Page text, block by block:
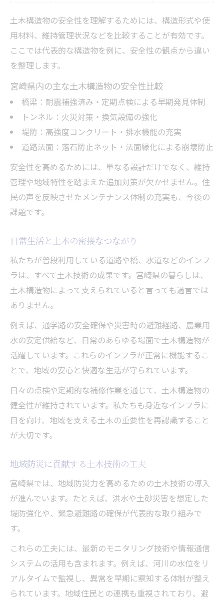
土木構造物の安全性を理解するためには、構造形式や使
用材料、維持管理状況などを比較することが有効です。
ここでは代表的な構造物を例に、安全性の観点から違い
を整理します。
宮崎県内の主な土木構造物の安全性比較
橋梁：耐震補強済み・定期点検による早期発見体制
トンネル：火災対策・換気設備の強化
堤防：高強度コンクリート・排水機能の充実
道路法面：落石防止ネット・法面緑化による崩壊防止
安全性を高めるためには、単なる設計だけでなく、維持
管理や地域特性を踏まえた追加対策が欠かせません。住
民の声を反映させたメンテナンス体制の充実も、今後の
課題です。
日常生活と土木の密接なつながり
私たちが普段利用している道路や橋、水道などのインフ
ラは、すべて土木技術の成果です。宮崎県の暮らしは、
土木構造物によって支えられていると言っても過言では
ありません。
例えば、通学路の安全確保や災害時の避難経路、農業用
水の安定供給など、日常のあらゆる場面で土木構造物が
活躍しています。これらのインフラが正常に機能するこ
とで、地域の安心と快適な生活が守られています。
日々の点検や定期的な補修作業を通じて、土木構造物の
健全性が維持されています。私たちも身近なインフラに
目を向け、地域を支える土木の重要性を再認識すること
が大切です。
地域防災に貢献する土木技術の工夫
宮崎県では、地域防災力を高めるための土木技術の導入
が進んでいます。たとえば、洪水や土砂災害を想定した
堤防強化や、緊急避難路の確保が代表的な取り組みで
す。
これらの工夫には、最新のモニタリング技術や情報通信
システムの活用も含まれます。例えば、河川の水位をリ
アルタイムで監視し、異常を早期に察知する体制が整え
られています。地域住民との連携も重視されており、避